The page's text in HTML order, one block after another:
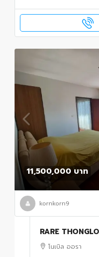
11,500,000 บาท
kornkorn9
RARE
โนเบิล ออรา